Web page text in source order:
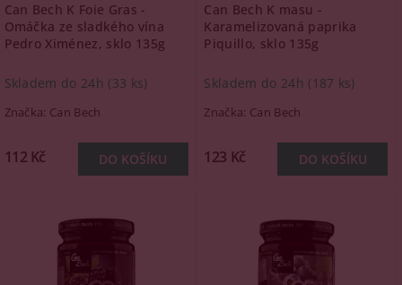
Can Bech K Foie Gras -
Omáčka ze sladkého vína
Pedro Ximénez, sklo 135g
Skladem do 24h (33 ks)
Značka: Can Bech
112 Kč
Can Bech K masu -
Karamelizovaná paprika
Piquillo, sklo 135g
Skladem do 24h (187 ks)
Značka: Can Bech
123 Kč